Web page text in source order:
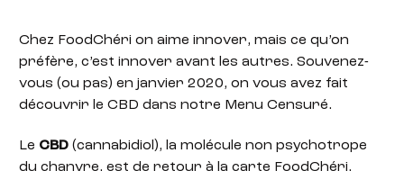
Chez FoodChéri on aime innover, mais ce qu’on
préfère, c’est innover avant les autres. Souvenez-
vous (ou pas) en janvier 2020, on vous avez fait
découvrir le CBD dans notre Menu Censuré.
Le CBD (cannabidiol), la molécule non psychotrope
du chanvre, est de retour à la carte FoodChéri.